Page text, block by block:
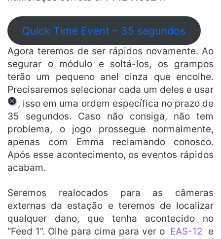
Quick Time Event – 35 segundos
Agora teremos de ser rápidos novamente. Ao
segurar o módulo e soltá-los, os grampos
terão um pequeno anel cinza que encolhe.
Precisaremos selecionar cada um deles e usar
, isso em uma ordem específica no prazo de
35 segundos. Caso não consiga, não tem
problema, o jogo prossegue normalmente,
apenas com Emma reclamando conosco.
Após esse acontecimento, os eventos rápidos
acabam.
Seremos realocados para as câmeras
externas da estação e teremos de localizar
qualquer dano, que tenha acontecido no
“Feed 1”. Olhe para cima para ver o EAS-12
e